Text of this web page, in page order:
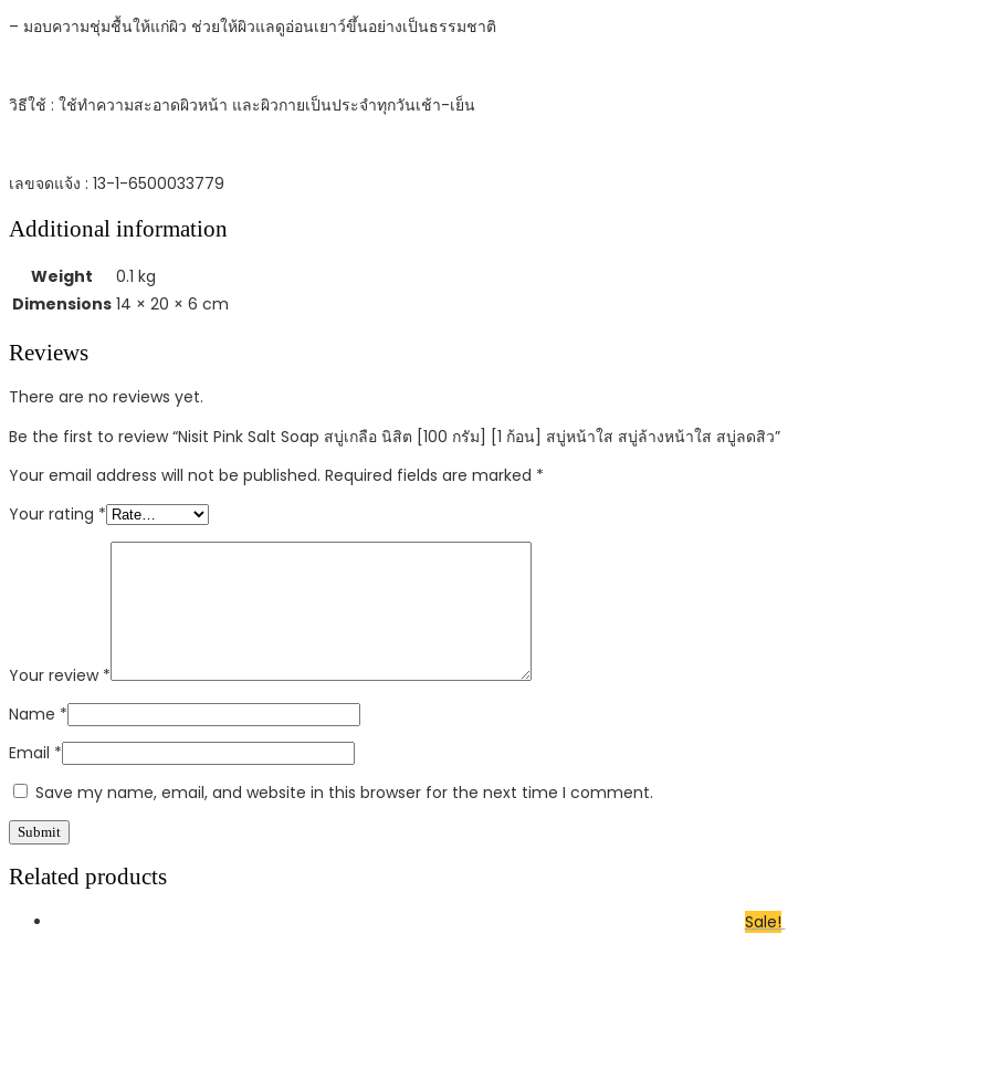
– มอบความชุ่มชื้นให้แก่ผิว ช่วยให้ผิวแลดูอ่อนเยาว์ขึ้นอย่างเป็นธรรมชาติ
วิธีใช้ : ใช้ทำความสะอาดผิวหน้า และผิวกายเป็นประจำทุกวันเช้า-เย็น
เลขจดแจ้ง : 13-1-6500033779
Additional information
Weight
0.1 kg
Dimensions 14 × 20 × 6 cm
Reviews
There are no reviews yet.
Be the first to review “Nisit Pink Salt Soap สบู่เกลือ นิสิต [100 กรัม] [1 ก้อน] สบู่หน้าใส สบู่ล้างหน้าใส สบู่ลดสิว”
Your email address will not be published. Required fields are marked *
Your rating *
Your review *
Name *
Email *
Save my name, email, and website in this browser for the next time I comment.
Related products
Sale!